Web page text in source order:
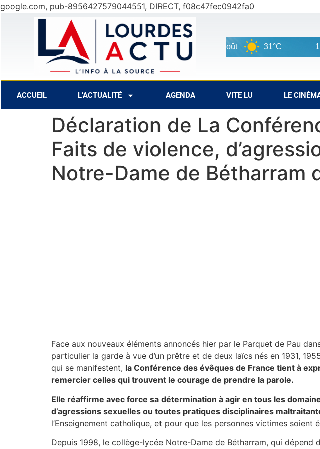
google.com, pub-8956427579044551, DIRECT, f08c47fec0942fa0
10 Août 27°C 31°C 12
ACCUEIL L’ACTUALITÉ AGENDA VITE LU LE
Déclaration de La
Faits de violence,
Notre-Dame de Bétharram
Face aux nouveaux éléments annoncés hier par le Parquet de Pau
particulier la garde à vue d’un prêtre et de deux laïcs nés en 1931,
qui se manifestent, la Conférence des évêques de France tient à
remercier celles qui trouvent le courage de prendre la parole.
Elle réaffirme avec force sa détermination à agir en tous les
d’agressions sexuelles ou toutes pratiques disciplinaires
l’Enseignement catholique, et pour que les personnes victimes
Depuis 1998, le collège-lycée Notre-Dame de Bétharram, qui